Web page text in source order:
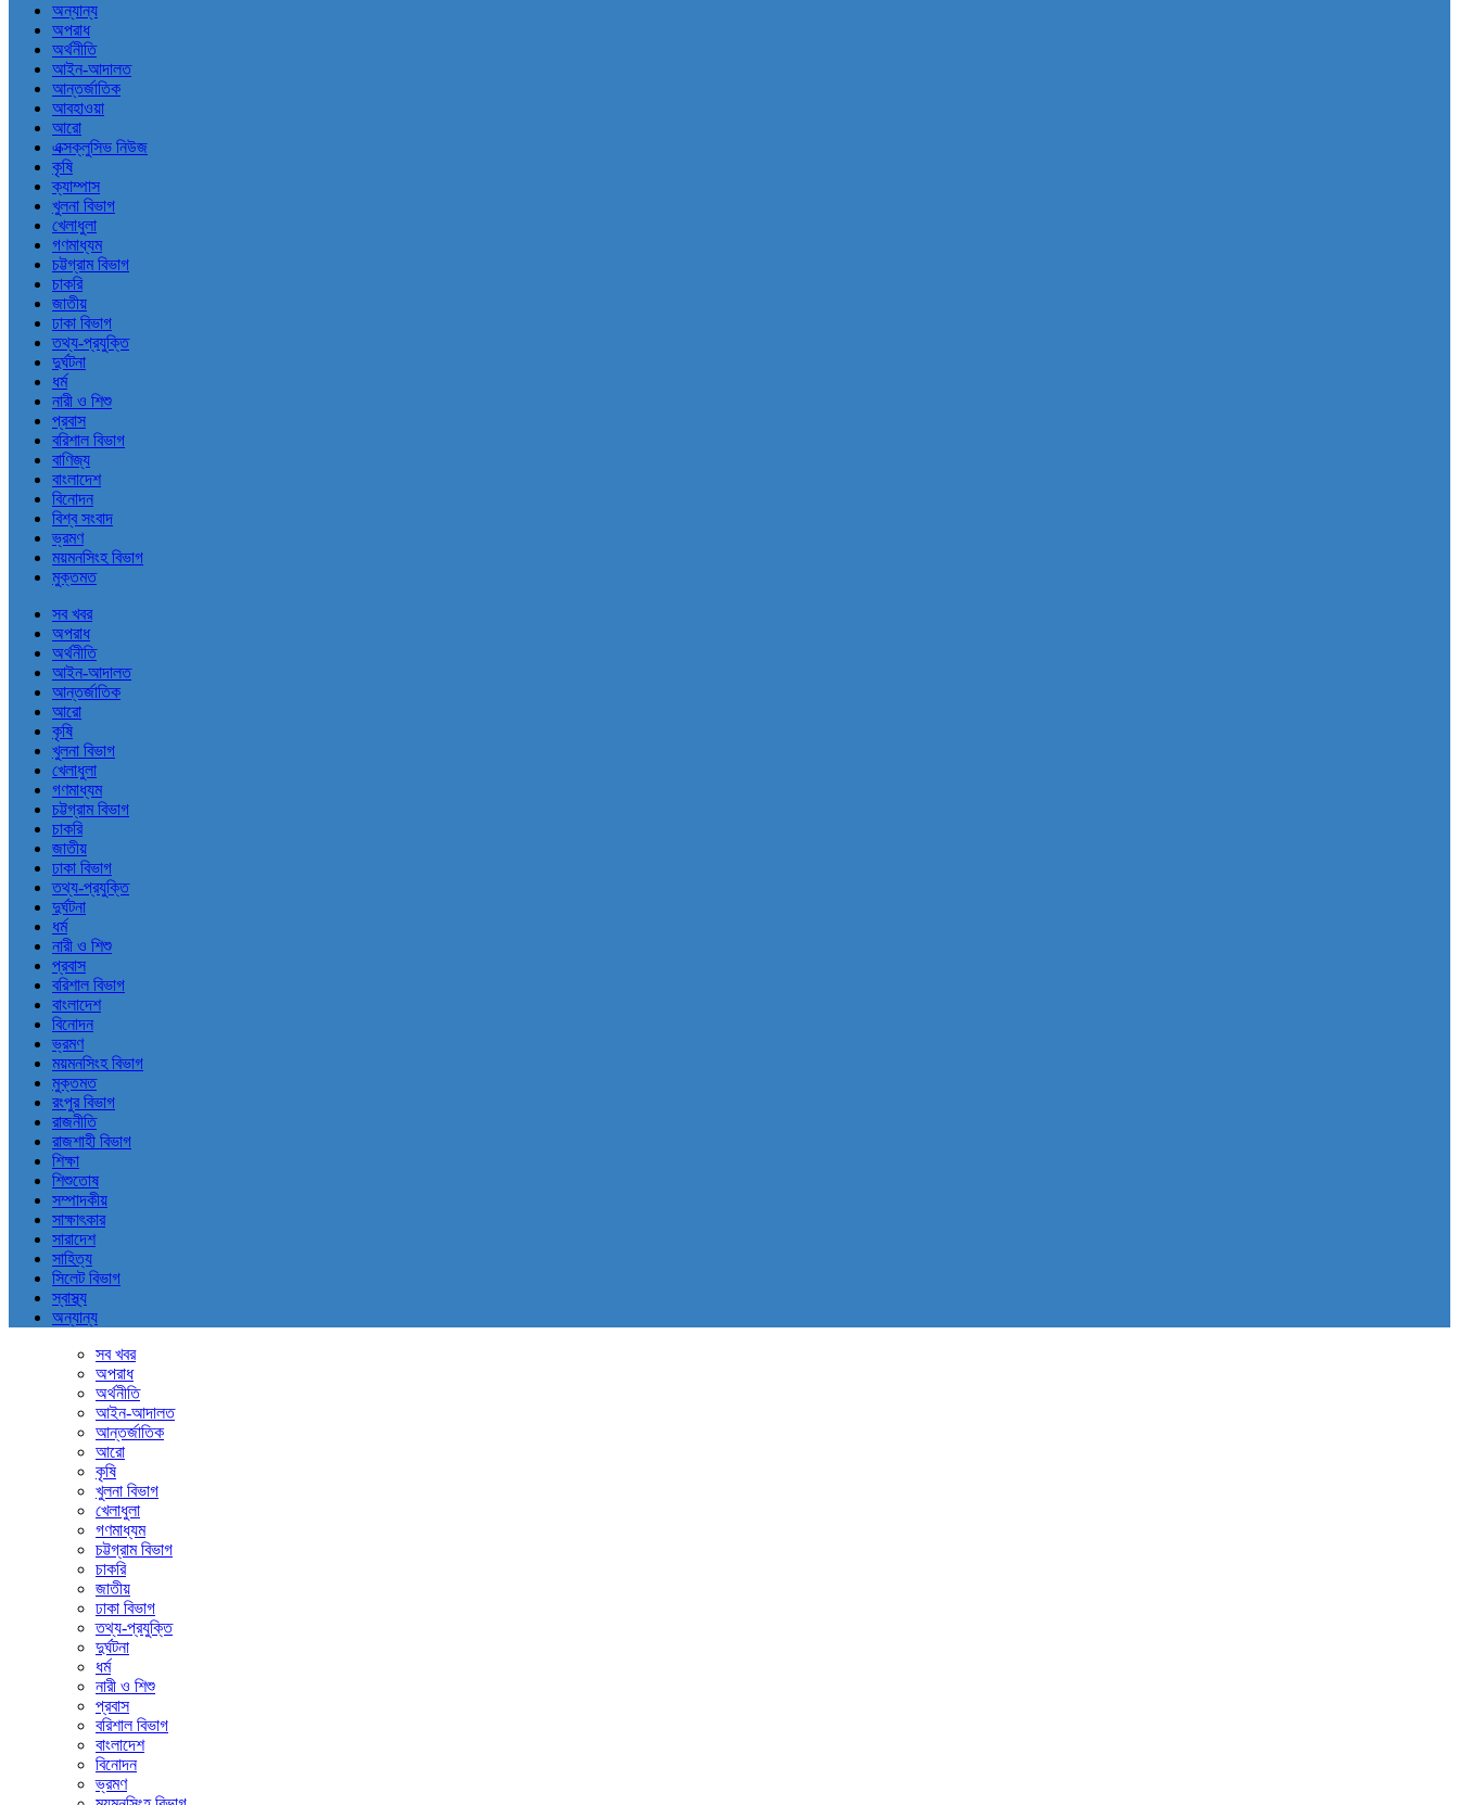
অন্যান্য
অপরাধ
অর্থনীতি
আইন-আদালত
আন্তর্জাতিক
আবহাওয়া
আরো
এক্সক্লুসিভ নিউজ
কৃষি
ক্যাম্পাস
খুলনা বিভাগ
খেলাধুলা
গণমাধ্যম
চট্টগ্রাম বিভাগ
চাকরি
জাতীয়
ঢাকা বিভাগ
তথ্য-প্রযুক্তি
দুর্ঘটনা
ধর্ম
নারী ও শিশু
প্রবাস
বরিশাল বিভাগ
বাণিজ্য
বাংলাদেশ
বিনোদন
বিশ্ব সংবাদ
ভ্রমণ
ময়মনসিংহ বিভাগ
মুক্তমত
সব খবর
অপরাধ
অর্থনীতি
আইন-আদালত
আন্তর্জাতিক
আরো
কৃষি
খুলনা বিভাগ
খেলাধুলা
গণমাধ্যম
চট্টগ্রাম বিভাগ
চাকরি
জাতীয়
ঢাকা বিভাগ
তথ্য-প্রযুক্তি
দুর্ঘটনা
ধর্ম
নারী ও শিশু
প্রবাস
বরিশাল বিভাগ
বাংলাদেশ
বিনোদন
ভ্রমণ
ময়মনসিংহ বিভাগ
মুক্তমত
রংপুর বিভাগ
রাজনীতি
রাজশাহী বিভাগ
শিক্ষা
শিশুতোষ
সম্পাদকীয়
সাক্ষাৎকার
সারাদেশ
সাহিত্য
সিলেট বিভাগ
স্বাস্থ্য
অন্যান্য
সব খবর
অপরাধ
অর্থনীতি
আইন-আদালত
আন্তর্জাতিক
আরো
কৃষি
খুলনা বিভাগ
খেলাধুলা
গণমাধ্যম
চট্টগ্রাম বিভাগ
চাকরি
জাতীয়
ঢাকা বিভাগ
তথ্য-প্রযুক্তি
দুর্ঘটনা
ধর্ম
নারী ও শিশু
প্রবাস
বরিশাল বিভাগ
বাংলাদেশ
বিনোদন
ভ্রমণ